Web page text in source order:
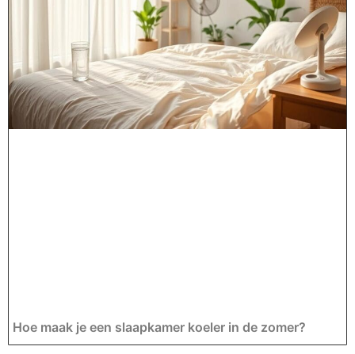
Hoe maak je een slaapkamer koeler in de zomer?